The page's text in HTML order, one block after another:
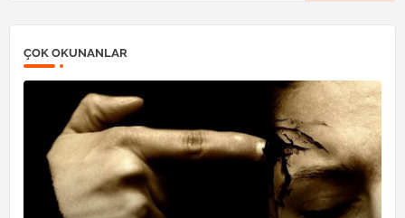
ÇOK OKUNANLAR